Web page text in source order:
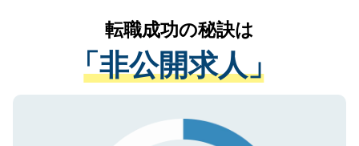
は、個人情報の取り扱いについての厳密な
管理基準を満たした事業者のみに付与され
る、プライバシーマークを取得済みです。
ご登録いただいた個人情報は、SSL（デー
で、機密保持に関してもご安心ください。
かがいして、現在の医療機関の状況や紹介
経験をまじえながら、適切なアドバイスを
させていただきます。すぐにご転職をされ
ない方には、長期的なサポートが可能です
ので、まずはご登録ください。
転職成功の秘訣は
「非公開求人」